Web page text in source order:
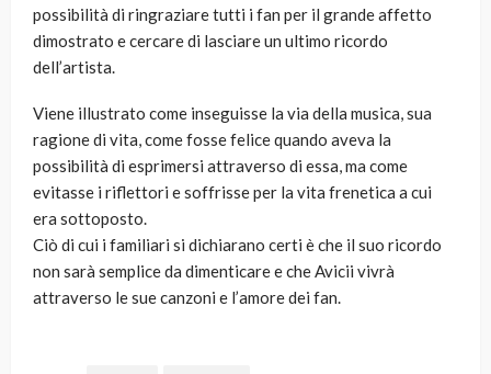
possibilità di ringraziare tutti i fan per il grande affetto
dimostrato e cercare di lasciare un ultimo ricordo
dell’artista.
Viene illustrato come inseguisse la via della musica, sua
ragione di vita, come fosse felice quando aveva la
possibilità di esprimersi attraverso di essa, ma come
evitasse i riflettori e soffrisse per la vita frenetica a cui
era sottoposto.
Ciò di cui i familiari si dichiarano certi è che il suo ricordo
non sarà semplice da dimenticare e che Avicii vivrà
attraverso le sue canzoni e l’amore dei fan.